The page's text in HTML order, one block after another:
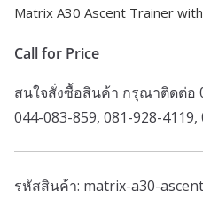
Matrix A30 Ascent Trainer
Call for Price
สนใจสั่งซื้อสินค้า กรุณาติดต่อ
044-083-859, 081-928-4119,
รหัสสินค้า: matrix-a30-